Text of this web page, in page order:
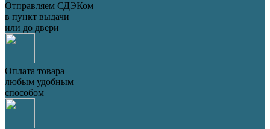
Отправляем СДЭКом
в пункт выдачи
или до двери
Оплата товара
любым удобным
способом